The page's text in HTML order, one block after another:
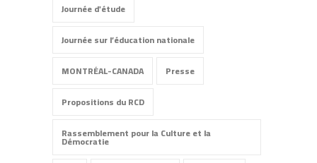
Journée d'étude
Journée sur l’éducation nationale
MONTRÉAL-CANADA
Presse
Propositions du RCD
Rassemblement pour la Culture et la
Démocratie